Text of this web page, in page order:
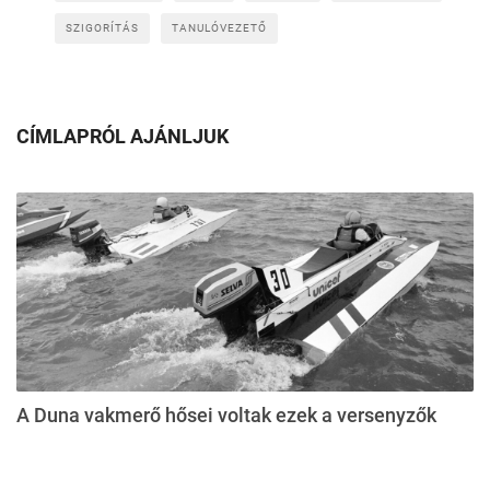
SZIGORÍTÁS TANULÓVEZETŐ
CÍMLAPRÓL AJÁNLJUK
A Duna vakmerő hősei voltak ezek a versenyzők